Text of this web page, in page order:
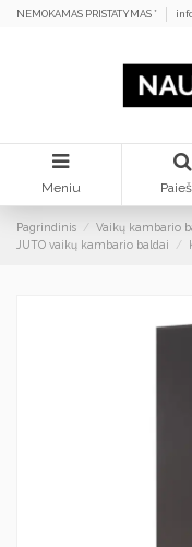
NEMOKAMAS PRISTATYMAS *
Meniu
Pagrindinis Vaikų kambario
JUTO vaikų kambario baldai